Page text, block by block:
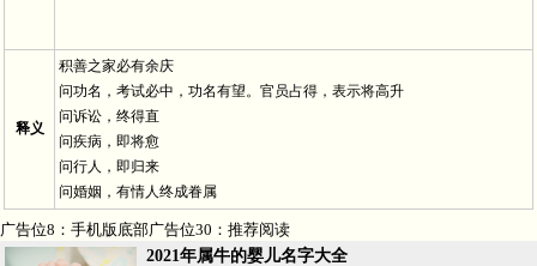
释义
积善之家必有余庆
问功名，考试必中，功名有望。官员占得，表示将高升
问诉讼，终得直
问疾病，即将愈
问行人，即归来
问婚姻，有情人终成眷属
广告位8：手机版底部广告位30：推荐阅读
2021年属牛的婴儿名字大全